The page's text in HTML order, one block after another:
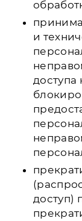
и
доступа
доступ)